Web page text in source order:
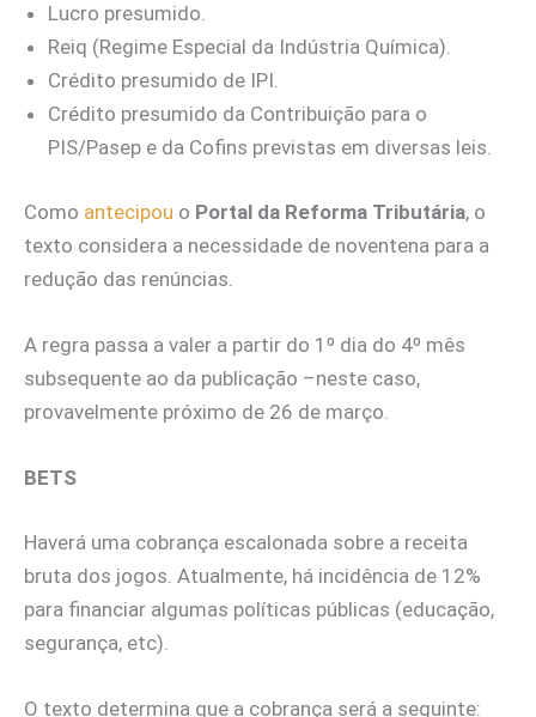
Lucro presumido.
Reiq (Regime Especial da Indústria Química).
Crédito presumido de IPI.
Crédito presumido da Contribuição para o
PIS/Pasep e da Cofins previstas em diversas leis.
Como antecipou o Portal da Reforma Tributária, o
texto considera a necessidade de noventena para a
redução das renúncias.
A regra passa a valer a partir do 1º dia do 4º mês
subsequente ao da publicação –neste caso,
provavelmente próximo de 26 de março.
BETS
Haverá uma cobrança escalonada sobre a receita
bruta dos jogos. Atualmente, há incidência de 12%
para financiar algumas políticas públicas (educação,
segurança, etc).
O texto determina que a cobrança será a seguinte: